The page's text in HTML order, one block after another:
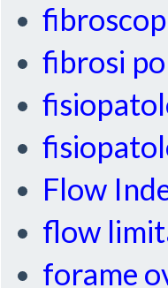
fibrosi
Flow
flow
forame